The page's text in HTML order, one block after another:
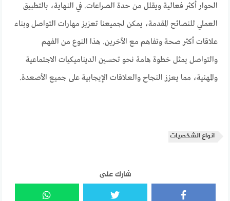
الحوار أكثر فعالية ويقلل من حدة الصراعات. في النهاية، بالتطبيق
العملي للنصائح المقدمة، يمكن لجميعنا تعزيز مهارات التواصل وبناء
علاقات أكثر صحة وتفاهم مع الآخرين. هذا النوع من الفهم
والتواصل يمثل خطوة هامة نحو تحسين الديناميكيات الاجتماعية
والمهنية، مما يعزز النجاح والعلاقات الإيجابية على جميع الأصعدة.
انواع الشخصيات
شارك على